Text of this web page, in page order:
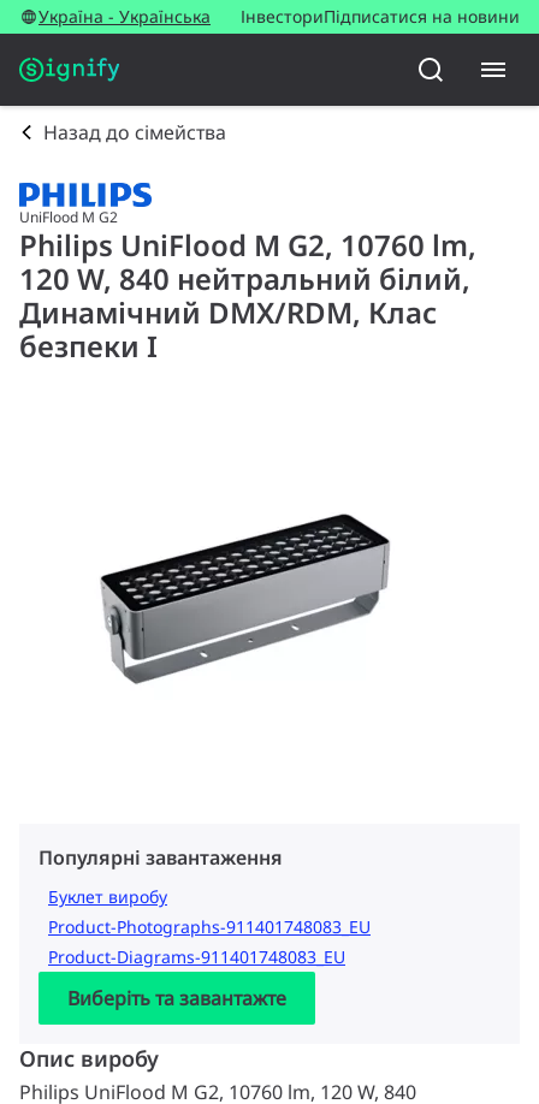
Україна - Українська ІнвесториПідписатися на новини
Назад до сімейства
UniFlood M G2
Philips UniFlood M G2, 10760 lm,
120 W, 840 нейтральний білий,
Динамічний DMX/RDM, Клас
безпеки I
Популярні завантаження
Буклет виробу
Product-Photographs-911401748083_EU
Product-Diagrams-911401748083_EU
Виберіть та завантажте
Опис виробу
Philips UniFlood M G2, 10760 lm, 120 W, 840